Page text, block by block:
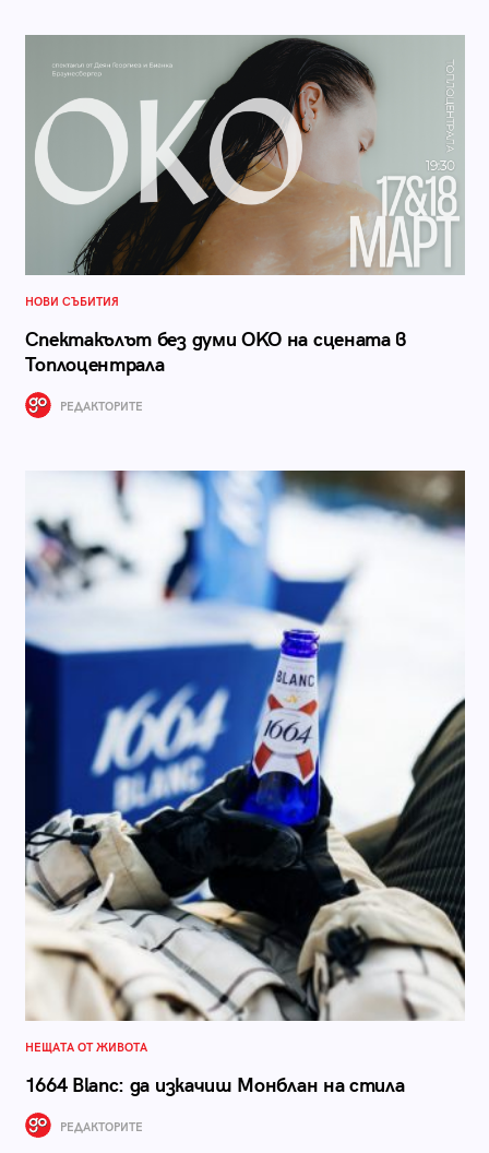
НОВИ СЪБИТИЯ
Спектакълът без думи OKO на сцената в
Топлоцентрала
РЕДАКТОРИТЕ
НЕЩАТА ОТ ЖИВОТА
1664 Blanc: да изкачиш Монблан на стила
РЕДАКТОРИТЕ